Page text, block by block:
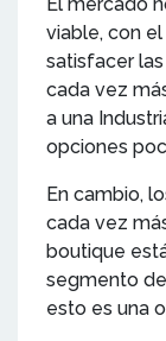
viable, con
satisfacer
cada vez
a una
opciones
En cambio,
cada vez
boutique
segmento
esto es una